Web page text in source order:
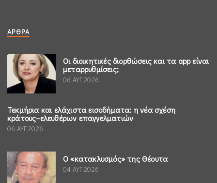
ΆΡΘΡΑ
Οι διοικητικές διορθώσεις και τα app είναι
μεταρρυθμίσεις;
06 ΑΥΓ 2026
Τεκμήρια και ελάχιστα εισοδήματα: η νέα σχέση
κράτους–ελευθέρων επαγγελματιών
06 ΑΥΓ 2026
Ο «κατακλυσμός» της Θέουτα
04 ΑΥΓ 2026